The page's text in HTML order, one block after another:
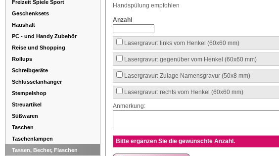
Freizeit Spiele Sport
Geschenksets
Haushalt
PC - und Handy Zubehör
Reise und Shopping
Rollups
Schreibgeräte
Schlüsselanhänger
Stempelshop
Streuartikel
Süßwaren
Taschen
Taschenlampen
Tassen, Becher, Flaschen
Handspülung empfohlen
Anzahl
Lasergravur: links vom Henkel (60x60 mm)
Lasergravur: gegenüber vom Henkel (60x60 mm)
Lasergravur: Zulage Namensgravur (50x8 mm)
Lasergravur: rechts vom Henkel (60x60 mm)
Anmerkung:
Bitte ergänzen Sie die gewünschte Anzahl.